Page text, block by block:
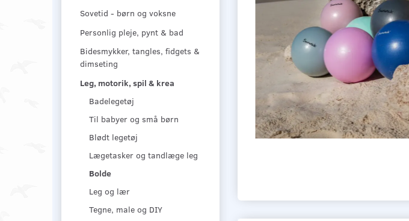
Sovetid - børn og voksne
Personlig pleje, pynt & bad
Bidesmykker, tangles, fidgets &
dimseting
Leg, motorik, spil & krea
Badelegetøj
Til babyer og små børn
Blødt legetøj
Lægetasker og tandlæge leg
Bolde
Leg og lær
Tegne, male og DIY